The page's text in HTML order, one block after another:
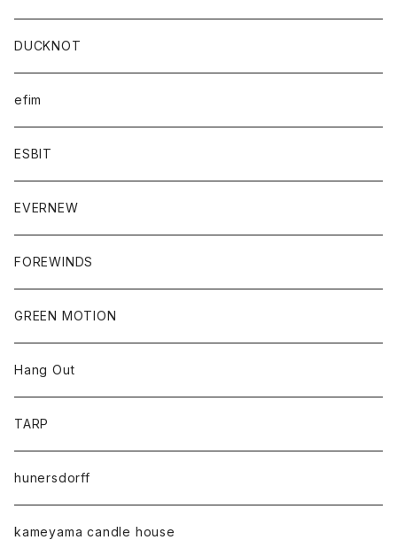
DUCKNOT
efim
ESBIT
EVERNEW
FOREWINDS
GREEN MOTION
Hang Out
TARP
hunersdorff
kameyama candle house